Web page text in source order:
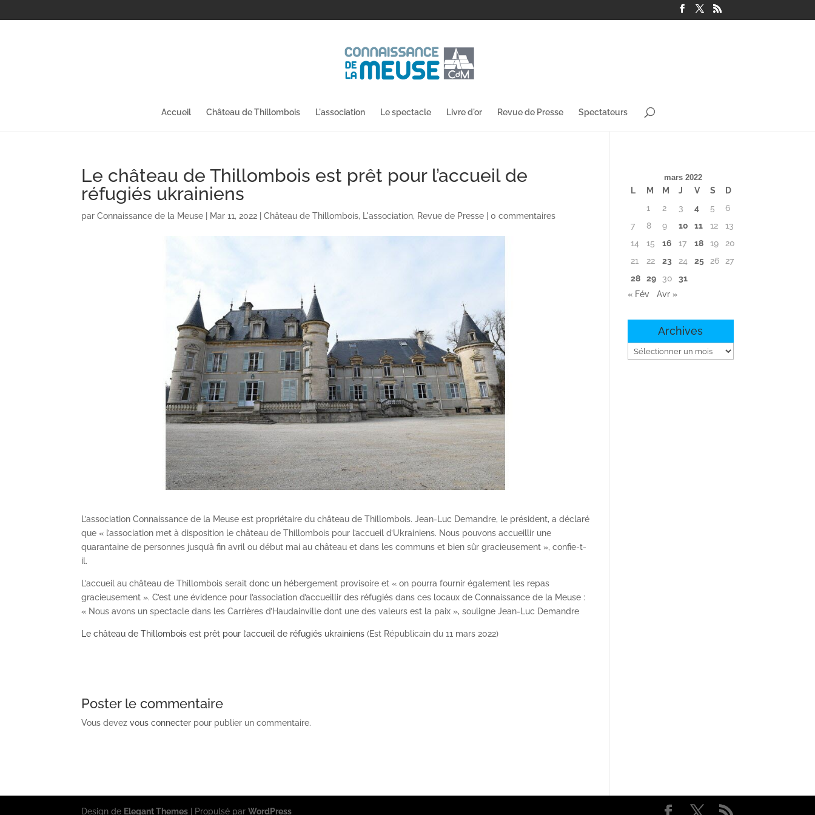
Accueil Château de Thillombois L'association Le spectacle Livre d'or Revue de Presse Spectateurs
Le château de Thillombois est prêt pour l’accueil de
réfugiés ukrainiens
parConnaissance de la Meuse | Mar 11, 2022 |Château de Thillombois, L'association, Revue de Presse |0 commentaires
L’association Connaissance de la Meuse est propriétaire du château de Thillombois. Jean-Luc Demandre, le président, a déclaré
que « l’association met à disposition le château de Thillombois pour l’accueil d’Ukrainiens. Nous pouvons accueillir une
quarantaine de personnes jusqu’à fin avril ou début mai au château et dans les communs et bien sûr gracieusement », confie-t-
il.
L’accueil au château de Thillombois serait donc un hébergement provisoire et « on pourra fournir également les repas
gracieusement ». C’est une évidence pour l’association d’accueillir des réfugiés dans ces locaux de Connaissance de la Meuse :
« Nous avons un spectacle dans les Carrières d’Haudainville dont une des valeurs est la paix », souligne Jean-Luc Demandre
Le château de Thillombois est prêt pour l’accueil de réfugiés ukrainiens (Est Républicain du 11 mars 2022)
Poster le commentaire
Vous devezvous connecter pour publier un commentaire.
mars 2022
L M M J V S
D
1
2 3 4 5
6
7
8 9 10 11 12
13
14
15 16 17 18 19
20
21
22 23 24 25 26
27
28
29 30
31
« Fév
Avr »
Archives
Archives
Design de Elegant Themes | Propulsé parWordPress